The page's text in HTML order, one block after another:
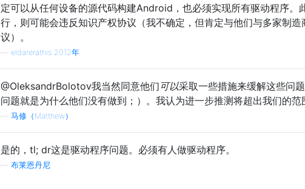
定可以从任何设备的源代码构建Android，也必须实现所有驱动程序。
行，则可能会违反知识产权协议（我不确定，但肯定与他们与多家制
议）。
eldarerathis 2012年
@OleksandrBolotov我当然同意他们 可以采取一些措施来缓解这些问
问题就是为什么他们没有做到；）。我认为进一步推测将超出我们的范
马修（Matthew）
是的，tl; dr这是驱动程序问题。必须有人做驱动程序。
布莱恩丹尼